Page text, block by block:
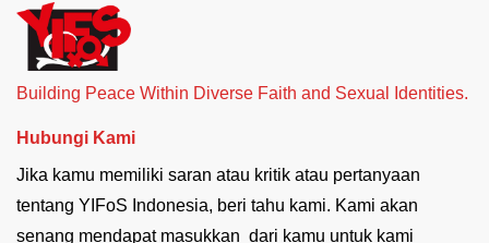
Building Peace Within Diverse Faith and Sexual Identities.
Hubungi Kami
Jika kamu memiliki saran atau kritik atau pertanyaan
tentang YIFoS Indonesia, beri tahu kami. Kami akan
senang mendapat masukkan dari kamu untuk kami